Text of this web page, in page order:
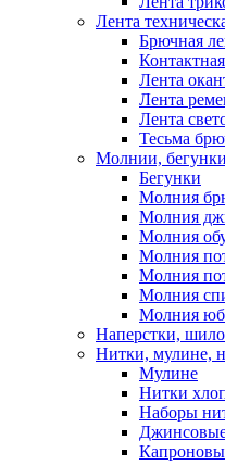
Лента
Брючная
Лента
Лента
Лента
Тесьма
Молнии,
Бегунки
Молния
Молния
Молния
Молния
Молния
Молния
Молния
Наперстки, шило
Нитки, мулине,
Мулине
Нитки
Наборы